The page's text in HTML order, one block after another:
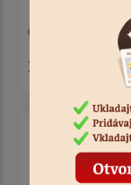
1,20 €